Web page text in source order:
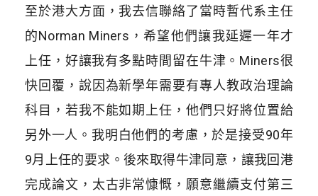
至於港大方面，我去信聯絡了當時暫代系主任
的Norman Miners，希望他們讓我延遲一年才
上任，好讓我有多點時間留在牛津。Miners很
快回覆，說因為新學年需要有專人教政治理論
科目，若我不能如期上任，他們只好將位置給
另外一人。我明白他們的考慮，於是接受90年
9月上任的要求。後來取得牛津同意，讓我回港
完成論文，太古非常慷慨，願意繼續支付第三